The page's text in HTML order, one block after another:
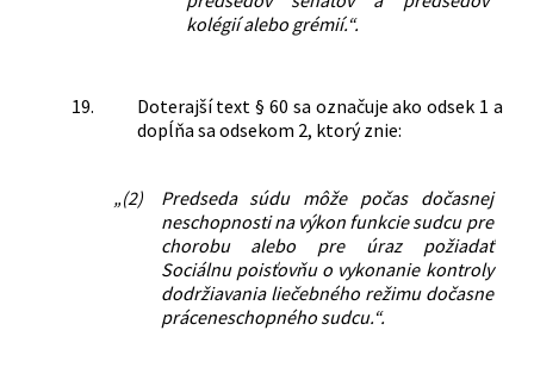
kolégií alebo grémií.“.
19.
Doterajší text § 60 sa označuje ako odsek 1 a
dopĺňa sa odsekom 2, ktorý znie:
„(2)
Predseda súdu môže počas dočasnej
neschopnosti na výkon funkcie sudcu pre
chorobu alebo pre úraz požiadať
Sociálnu poisťovňu o vykonanie kontroly
dodržiavania liečebného režimu dočasne
práceneschopného sudcu.“.